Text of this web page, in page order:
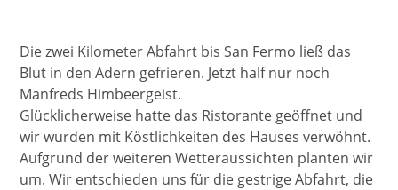
Die zwei Kilometer Abfahrt bis San Fermo ließ das
Blut in den Adern gefrieren. Jetzt half nur noch
Manfreds Himbeergeist.
Glücklicherweise hatte das Ristorante geöffnet und
wir wurden mit Köstlichkeiten des Hauses verwöhnt.
Aufgrund der weiteren Wetteraussichten planten wir
um. Wir entschieden uns für die gestrige Abfahrt, die